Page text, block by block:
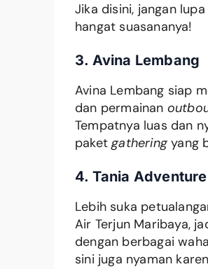
Jika disini, jangan
hangat suasananya!
3. Avina Lembang
Avina Lembang siap
dan permainan
Tempatnya luas dan
paketgatheringyang
4. Tania Adventure
Lebih suka
Air Terjun Maribaya,
dengan berbagai
sini juga nyaman